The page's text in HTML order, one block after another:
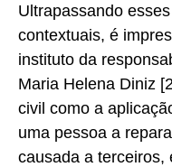
Ultrapassando
contextuais, é
instituto da
Maria Helena Diniz
civil como a
uma pessoa a
causada a terceiros,